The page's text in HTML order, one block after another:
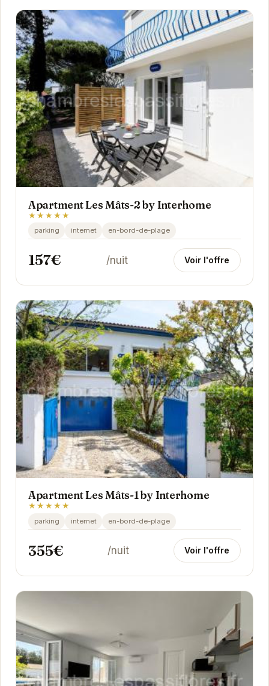
Apartment Les Mâts-2 by Interhome
★★★★★
parking internet en-bord-de-plage
157€ /nuit Voir l'offre
Apartment Les Mâts-1 by Interhome
★★★★★
parking internet en-bord-de-plage
355€ /nuit Voir l'offre